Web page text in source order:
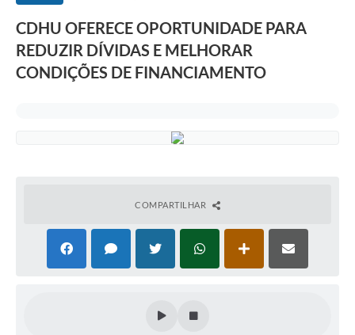
CDHU OFERECE OPORTUNIDADE PARA
REDUZIR DÍVIDAS E MELHORAR
CONDIÇÕES DE FINANCIAMENTO
COMPARTILHAR